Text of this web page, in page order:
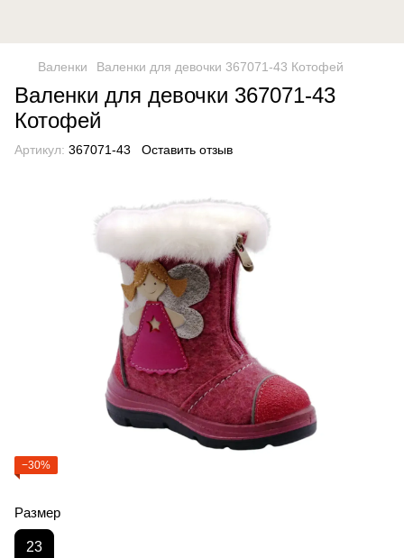
Валенки Валенки для девочки 367071-43 Котофей
Валенки для девочки 367071-43
Котофей
Артикул: 367071-43 Оставить отзыв
−30%
Размер
23